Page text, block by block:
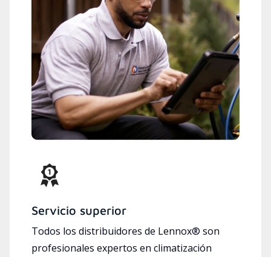
Servicio superior
Todos los distribuidores de Lennox® son
profesionales expertos en climatización